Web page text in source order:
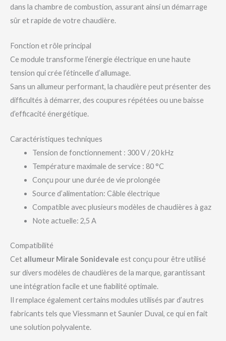
dans la chambre de combustion, assurant ainsi un démarrage
sûr et rapide de votre chaudière.
Fonction et rôle principal
Ce module transforme l’énergie électrique en une haute
tension qui crée l’étincelle d’allumage.
Sans un allumeur performant, la chaudière peut présenter des
difficultés à démarrer, des coupures répétées ou une baisse
d’efficacité énergétique.
Caractéristiques techniques
Tension de fonctionnement : 300 V / 20 kHz
Température maximale de service : 80 °C
Conçu pour une durée de vie prolongée
Source d’alimentation: Câble électrique
Compatible avec plusieurs modèles de chaudières à gaz
Note actuelle: 2,5 A
Compatibilité
Cet allumeur Mirale Sonidevale est conçu pour être utilisé
sur divers modèles de chaudières de la marque, garantissant
une intégration facile et une fiabilité optimale.
Il remplace également certains modules utilisés par d’autres
fabricants tels que Viessmann et Saunier Duval, ce qui en fait
une solution polyvalente.